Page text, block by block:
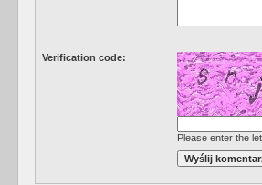
Verification code:
Please enter the